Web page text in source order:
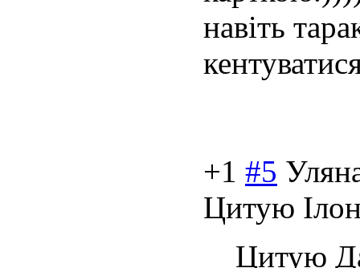
навіть
+1 #5
Цитую
Цитую